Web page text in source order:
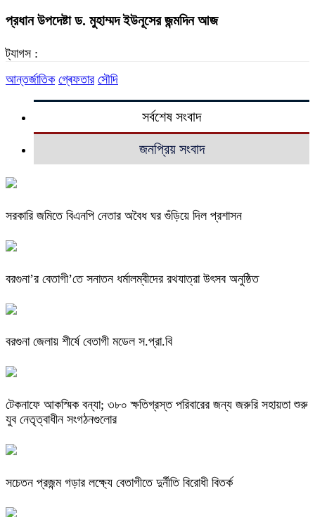
প্রধান উপদেষ্টা ড. মুহাম্মদ ইউনূসের জন্মদিন আজ
ট্যাগস :
আন্তর্জাতিক গ্ৰেফতার সৌদি
সর্বশেষ সংবাদ
জনপ্রিয় সংবাদ
সরকারি জমিতে বিএনপি নেতার অবৈধ ঘর গুঁড়িয়ে দিল প্রশাসন
বরগুনা’র বেতাগী’তে সনাতন ধর্মালম্বীদের রথযাত্রা উৎসব অনুষ্ঠিত
বরগুনা জেলায় শীর্ষে বেতাগী মডেল স.প্রা.বি
টেকনাফে আকস্মিক বন্যা; ৩৮০ ক্ষতিগ্রস্ত পরিবারের জন্য জরুরি সহায়তা শুরু
যুব নেতৃত্বাধীন সংগঠনগুলোর
সচেতন প্রজন্ম গড়ার লক্ষ্যে বেতাগীতে দুর্নীতি বিরোধী বিতর্ক